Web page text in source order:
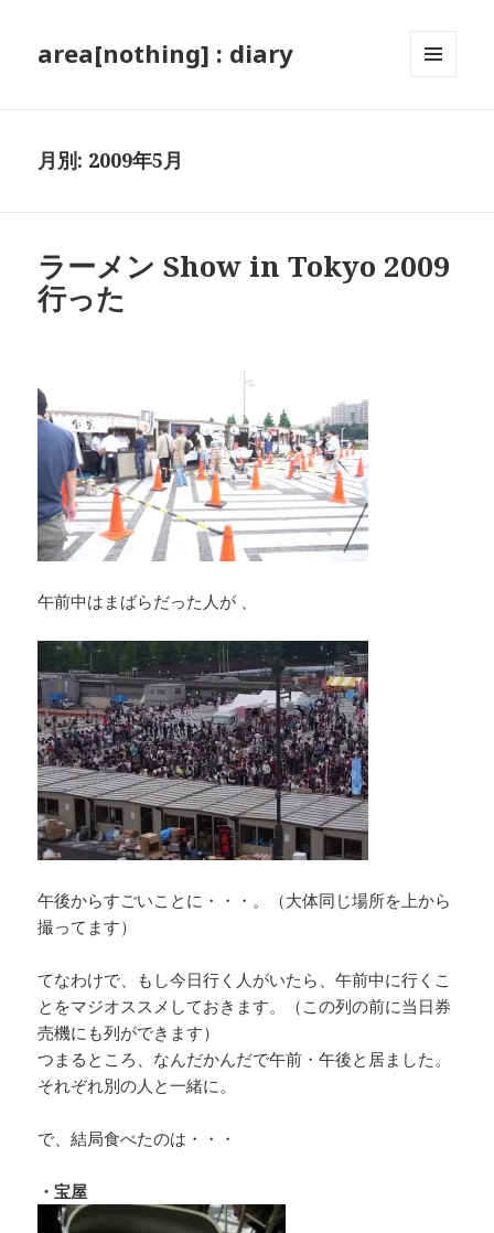
area[nothing] : diary
月別: 2009年5月
ラーメン Show in Tokyo 2009
行った
午前中はまばらだった人が 、
午後からすごいことに・・・。（大体同じ場所を上から
撮ってます）
てなわけで、もし今日行く人がいたら、午前中に行くこ
とをマジオススメしておきます。（この列の前に当日券
売機にも列ができます）
つまるところ、なんだかんだで午前・午後と居ました。
それぞれ別の人と一緒に。
で、結局食べたのは・・・
・宝屋